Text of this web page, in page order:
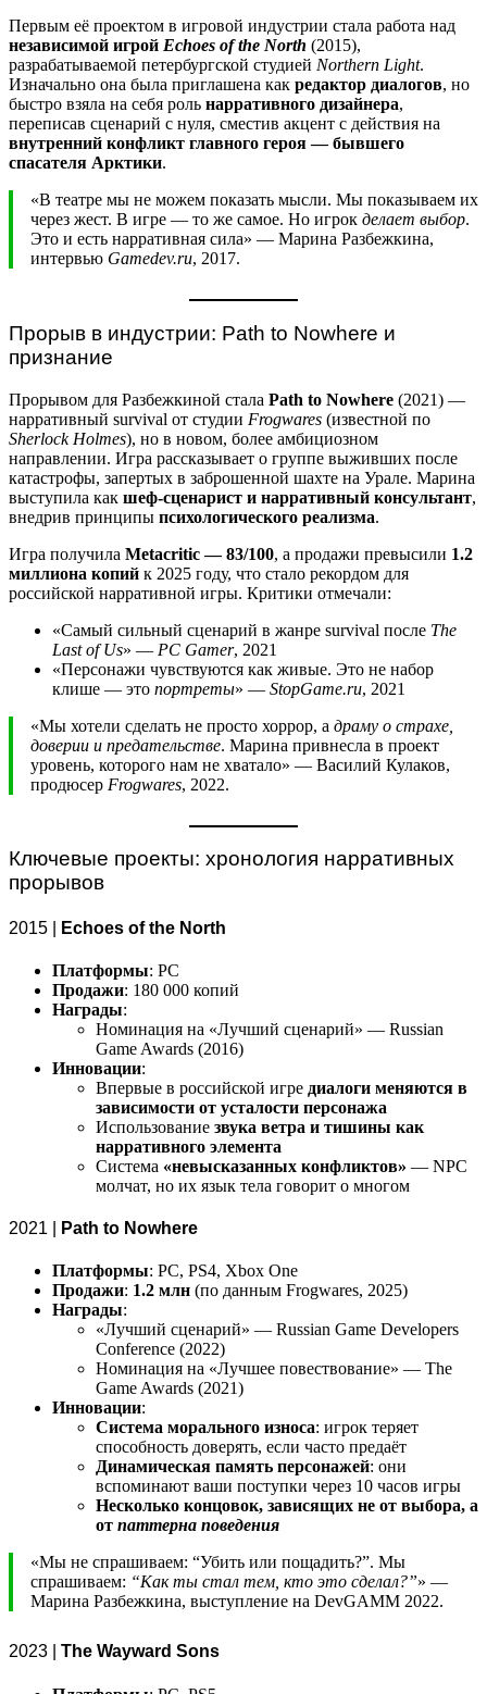
Первым её проектом в игровой индустрии стала работа над
независимой игрой Echoes of the North (2015),
разрабатываемой петербургской студией Northern Light.
Изначально она была приглашена как редактор диалогов, но
быстро взяла на себя роль нарративного дизайнера,
переписав сценарий с нуля, сместив акцент с действия на
внутренний конфликт главного героя — бывшего
спасателя Арктики.
«В театре мы не можем показать мысли. Мы показываем их
через жест. В игре — то же самое. Но игрок делает выбор.
Это и есть нарративная сила» — Марина Разбежкина,
интервью Gamedev.ru, 2017.
Прорыв в индустрии: Path to Nowhere и
признание
Прорывом для Разбежкиной стала Path to Nowhere (2021) —
нарративный survival от студии Frogwares (известной по
Sherlock Holmes), но в новом, более амбициозном
направлении. Игра рассказывает о группе выживших после
катастрофы, запертых в заброшенной шахте на Урале. Марина
выступила как шеф-сценарист и нарративный консультант,
внедрив принципы психологического реализма.
Игра получила Metacritic — 83/100, а продажи превысили 1.2
миллиона копий к 2025 году, что стало рекордом для
российской нарративной игры. Критики отмечали:
«Самый сильный сценарий в жанре survival после The
Last of Us» — PC Gamer, 2021
«Персонажи чувствуются как живые. Это не набор
клише — это портреты» — StopGame.ru, 2021
«Мы хотели сделать не просто хоррор, а драму о страхе,
доверии и предательстве. Марина привнесла в проект
уровень, которого нам не хватало» — Василий Кулаков,
продюсер Frogwares, 2022.
Ключевые проекты: хронология нарративных
прорывов
2015 | Echoes of the North
Платформы: PC
Продажи: 180 000 копий
Награды:
Номинация на «Лучший сценарий» — Russian
Game Awards (2016)
Инновации:
Впервые в российской игре диалоги меняются в
зависимости от усталости персонажа
Использование звука ветра и тишины как
нарративного элемента
Система «невысказанных конфликтов» — NPC
молчат, но их язык тела говорит о многом
2021 | Path to Nowhere
Платформы: PC, PS4, Xbox One
Продажи: 1.2 млн (по данным Frogwares, 2025)
Награды:
«Лучший сценарий» — Russian Game Developers
Conference (2022)
Номинация на «Лучшее повествование» — The
Game Awards (2021)
Инновации:
Система морального износа: игрок теряет
способность доверять, если часто предаёт
Динамическая память персонажей: они
вспоминают ваши поступки через 10 часов игры
Несколько концовок, зависящих не от выбора, а
от паттерна поведения
«Мы не спрашиваем: “Убить или пощадить?”. Мы
спрашиваем: “Как ты стал тем, кто это сделал?”» —
Марина Разбежкина, выступление на DevGAMM 2022.
2023 | The Wayward Sons